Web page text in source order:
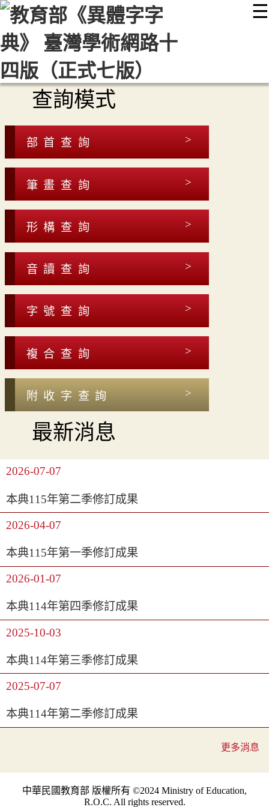
☰
::: 最新消息 常見問題 編輯說明
顯示模式
網站導覽
查詢模式
部首查詢
筆畫查詢
形構查詢
音讀查詢
字號查詢
複合查詢
附收字查詢
最新消息
2026-07-07
本典115年第二季修訂成果
2026-04-07
本典115年第一季修訂成果
2026-01-07
本典114年第四季修訂成果
2025-10-03
本典114年第三季修訂成果
2025-07-07
本典114年第二季修訂成果
更多消息
中華民國教育部 版權所有 ©2024 Ministry of Education,
R.O.C. All rights reserved.